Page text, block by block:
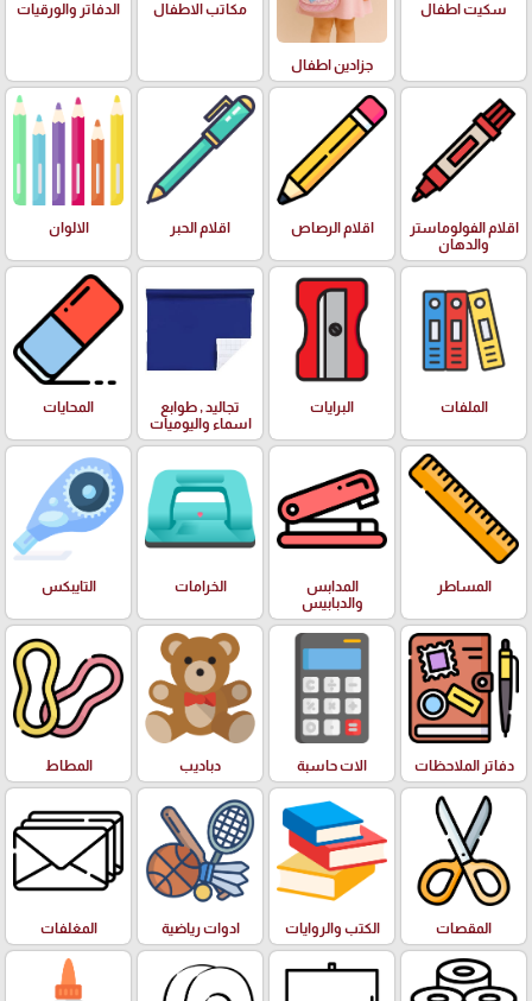
سكيت اطفال
جزادين اطفال
مكاتب الاطفال الدفاتر والورقيات
اقلام الفولوماستر
والدهان
اقلام الرصاص اقلام الحبر الالوان
الملفات البرايات
تجاليد , طوابع
اسماء واليوميات
المحايات
المساطر
المدابس
والدبابيس
الخرامات التايبكس
دفاتر الملاحظات الات حاسبة دباديب المطاط
المقصات الكتب والروايات ادوات رياضية المغلفات